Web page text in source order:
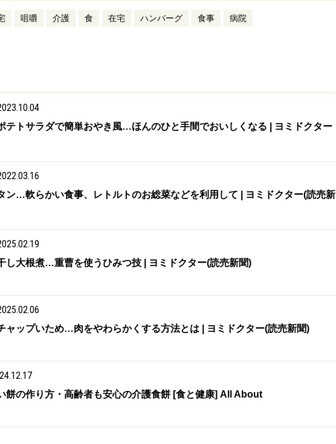
咀嚼 介護 食 在宅 ハンバーグ 食事 病院
テトサラダで簡単おやき風…ほんのひと手間でおいしくなる | ヨミドクター
ン…軟らかい食事、レトルトのお総菜などを利用して | ヨミドクター(読売新
し大根煮…重曹を使うひみつ技 | ヨミドクター(読売新聞)
ャップいため…肉をやわらかくする方法とは | ヨミドクター(読売新聞)
餅の作り方・高齢者も安心の介護食餅 [食と健康] All About